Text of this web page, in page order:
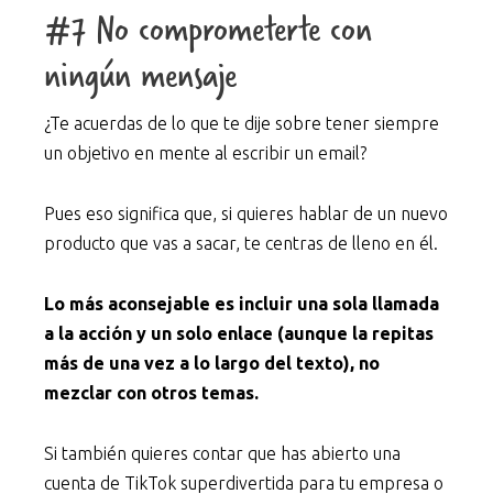
#7 No comprometerte con
ningún mensaje
¿Te acuerdas de lo que te dije sobre tener siempre
un objetivo en mente al escribir un email?
Pues eso significa que, si quieres hablar de un nuevo
producto que vas a sacar, te centras de lleno en él.
Lo más aconsejable es incluir una sola llamada
a la acción y un solo enlace (aunque la repitas
más de una vez a lo largo del texto), no
mezclar con otros temas.
Si también quieres contar que has abierto una
cuenta de TikTok superdivertida para tu empresa o